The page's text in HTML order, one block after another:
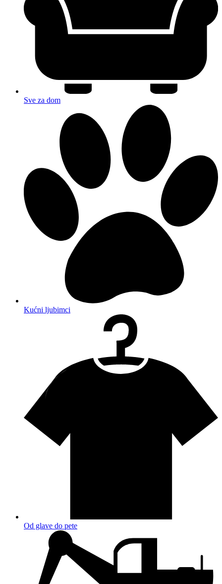
Sve za dom
Kućni ljubimci
Od glave do pete